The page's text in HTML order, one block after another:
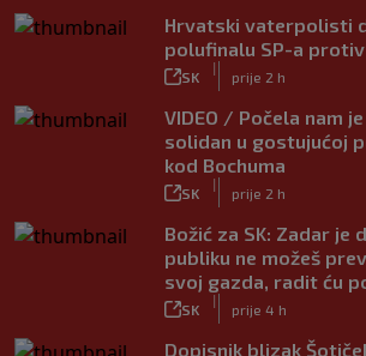
Hrvatski vaterpolisti
polufinalu SP-a
SK
|
prije 2 h
VIDEO / Počela nam je
solidan u gostujućoj
kod Bochuma
SK
|
prije 2 h
Božić za SK: Zadar je
publiku ne možeš
svoj gazda, radit ću
SK
|
prije 4 h
Dopisnik blizak